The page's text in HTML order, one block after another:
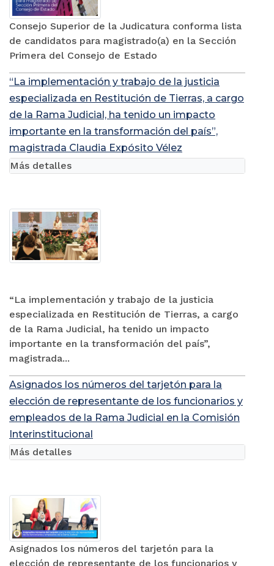
Consejo Superior de la Judicatura conforma lista
de candidatos para magistrado(a) en la Sección
Primera del Consejo de Estado
“La implementación y trabajo de la justicia
especializada en Restitución de Tierras, a cargo
de la Rama Judicial, ha tenido un impacto
importante en la transformación del país”,
magistrada Claudia Expósito Vélez
“La implementación y trabajo de la justicia
especializada en Restitución de Tierras, a cargo
de la Rama Judicial, ha tenido un impacto
importante en la transformación del país”,
magistrada...
Más detalles
Asignados los números del tarjetón para la
elección de representante de los funcionarios y
empleados de la Rama Judicial en la Comisión
Interinstitucional
Asignados los números del tarjetón para la
elección de representante de los funcionarios y
Más detalles